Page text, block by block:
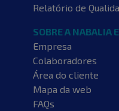
Relatório de
SOBRE A NABALIA
Empresa
Colaboradores
Área do cliente
Mapa da web
FAQs